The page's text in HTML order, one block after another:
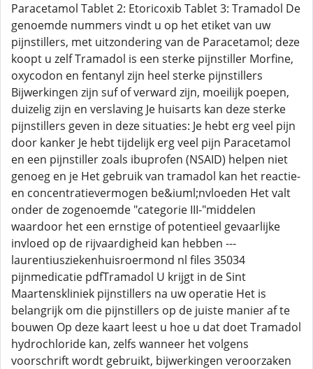
Paracetamol Tablet 2: Etoricoxib Tablet 3: Tramadol De
genoemde nummers vindt u op het etiket van uw
pijnstillers, met uitzondering van de Paracetamol; deze
koopt u zelf Tramadol is een sterke pijnstiller Morfine,
oxycodon en fentanyl zijn heel sterke pijnstillers
Bijwerkingen zijn suf of verward zijn, moeilijk poepen,
duizelig zijn en verslaving Je huisarts kan deze sterke
pijnstillers geven in deze situaties: Je hebt erg veel pijn
door kanker Je hebt tijdelijk erg veel pijn Paracetamol
en een pijnstiller zoals ibuprofen (NSAID) helpen niet
genoeg en je Het gebruik van tramadol kan het reactie-
en concentratievermogen be&iuml;nvloeden Het valt
onder de zogenoemde "categorie III-"middelen
waardoor het een ernstige of potentieel gevaarlijke
invloed op de rijvaardigheid kan hebben ---
laurentiusziekenhuisroermond nl files 35034
pijnmedicatie pdfTramadol U krijgt in de Sint
Maartenskliniek pijnstillers na uw operatie Het is
belangrijk om die pijnstillers op de juiste manier af te
bouwen Op deze kaart leest u hoe u dat doet Tramadol
hydrochloride kan, zelfs wanneer het volgens
voorschrift wordt gebruikt, bijwerkingen veroorzaken